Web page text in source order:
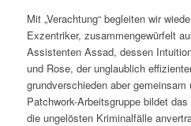
Mit „Verachtung“ begleiten wir
Exzentriker, zusammengewürfelt
Assistenten Assad, dessen
und Rose, der unglaublich
grundverschieden aber gemeinsam
Patchwork-Arbeitsgruppe bildet
die ungelösten Kriminalfälle